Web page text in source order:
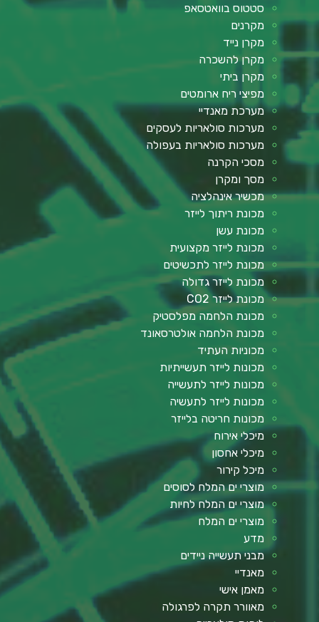
סטטוס בוואטסאפ
מקרנים
מקרן נייד
מקרן להשכרה
מקרן ביתי
מפיצי ריח ארומטים
מערכת מאנדיי
מערכות סולאריות לעסקים
מערכות סולאריות בעפולה
מסכי הקרנה
מסך ומקרן
מכשיר אינהלציה
מכונת ריתוך לייזר
מכונת עשן
מכונת לייזר מקצועית
מכונת לייזר לתכשיטים
מכונת לייזר גדולה
מכונת לייזר CO2
מכונת הלחמה מפלסטיק
מכונת הלחמה אולטרסאונד
מכוניות העתיד
מכונות לייזר תעשייתיות
מכונות לייזר לתעשייה
מכונות לייזר לתעשיה
מכונות חריטה בלייזר
מיכלי אירוח
מיכלי אחסון
מיכל קירור
מוצרי ים המלח לסוסים
מוצרי ים המלח לחיות
מוצרי ים המלח
מדע
מבני תעשייה ניידים
מאנדיי
מאמן אישי
מאוורר תקרה לפרגולה